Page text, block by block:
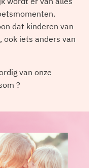
dat kinderen van
ook iets anders van
van onze
?